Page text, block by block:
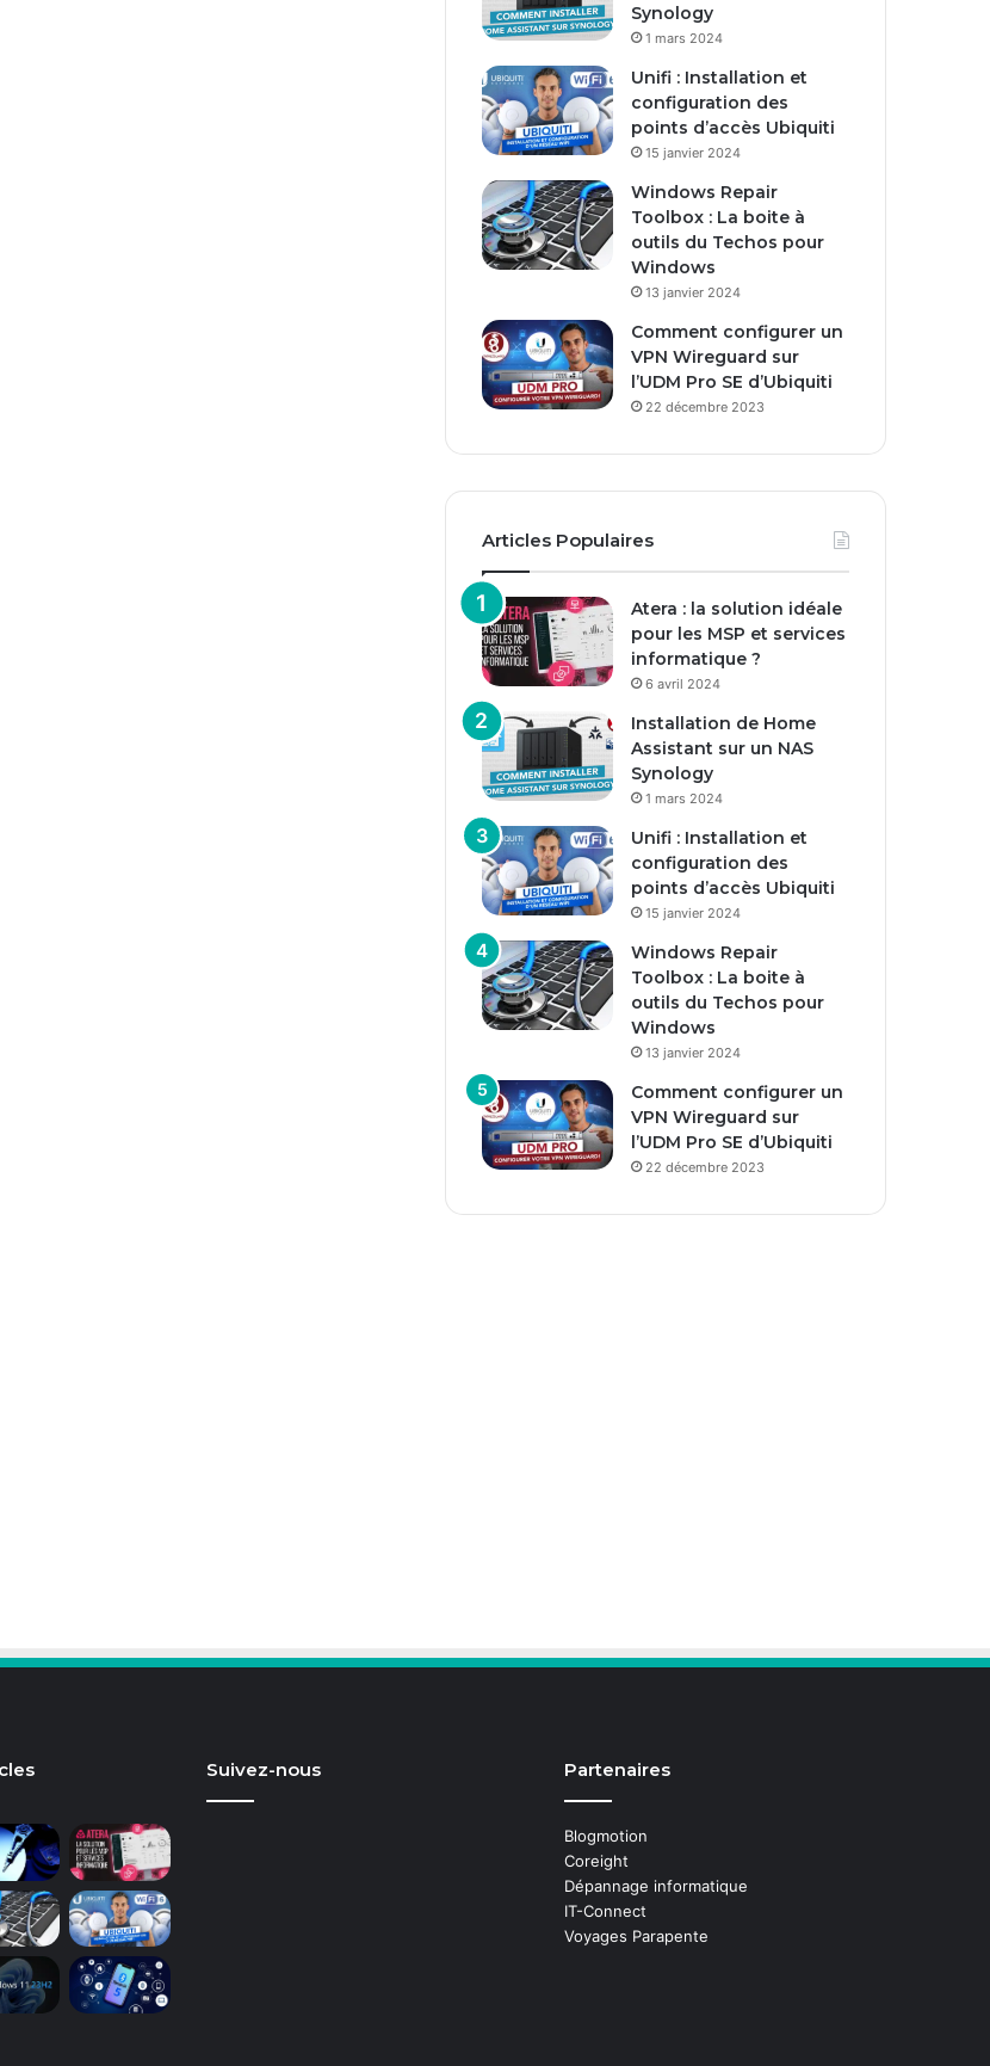
m
i
l
Synology
1 mars 2024
Unifi : Installation et
configuration des
points d’accès Ubiquiti
15 janvier 2024
Windows Repair
Toolbox : La boite à
outils du Techos pour
Windows
13 janvier 2024
Comment configurer un
VPN Wireguard sur
l’UDM Pro SE d’Ubiquiti
22 décembre 2023
Articles Populaires
Atera : la solution idéale
pour les MSP et services
informatique ?
6 avril 2024
Installation de Home
Assistant sur un NAS
Synology
1 mars 2024
Unifi : Installation et
configuration des
points d’accès Ubiquiti
15 janvier 2024
Windows Repair
Toolbox : La boite à
outils du Techos pour
Windows
13 janvier 2024
Comment configurer un
VPN Wireguard sur
l’UDM Pro SE d’Ubiquiti
22 décembre 2023
Suivez-nous Partenaires
Blogmotion
Coreight
Dépannage informatique
IT-Connect
Voyages Parapente